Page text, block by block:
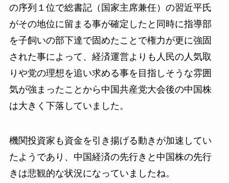
の序列１位で総書記（国家主席兼任）の習近平氏
がその地位に留まる事が確定したと同時に指導部
を子飼いの部下達で固めたことで権力が更に強固
された事によって、経済運営よりも人民の人気取
りや党の理想を追い求める事を目指しそうな雰囲
気が強まったことから中国共産党大会後の中国株
は大きく下落していました。
機関投資家も資金を引き揚げる動きが加速してい
たようであり、中国経済の先行きと中国株の先行
きは悲観的な状況になっていましたね。